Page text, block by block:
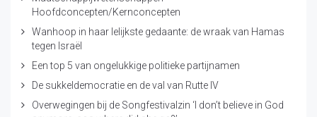
Hoofdconcepten/Kernconcepten
Wanhoop in haar lelijkste gedaante: de wraak van Hamas
tegen Israël
Een top 5 van ongelukkige politieke partijnamen
De sukkeldemocratie en de val van Rutte IV
Overwegingen bij de Songfestivalzin ‘I don’t believe in God